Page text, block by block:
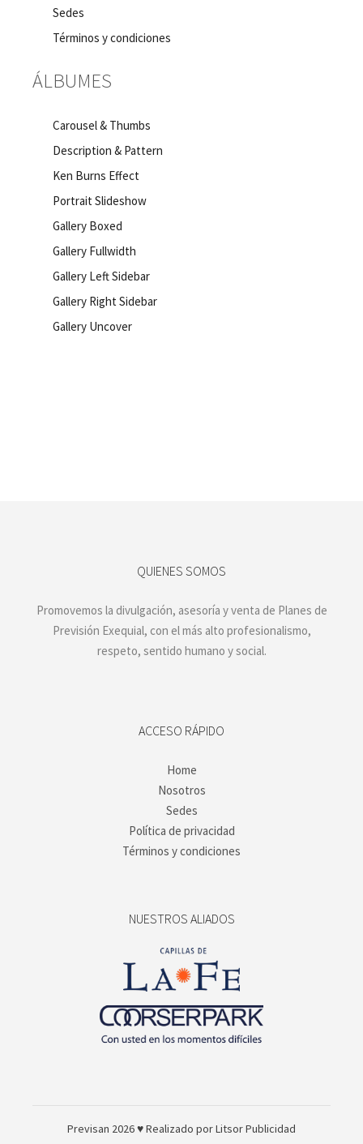
Sedes
Términos y condiciones
ÁLBUMES
Carousel & Thumbs
Description & Pattern
Ken Burns Effect
Portrait Slideshow
Gallery Boxed
Gallery Fullwidth
Gallery Left Sidebar
Gallery Right Sidebar
Gallery Uncover
QUIENES SOMOS
Promovemos la divulgación, asesoría y venta de Planes de
Previsión Exequial, con el más alto profesionalismo,
respeto, sentido humano y social.
ACCESO RÁPIDO
Home
Nosotros
Sedes
Política de privacidad
Términos y condiciones
NUESTROS ALIADOS
Previsan 2026♥ Realizado porLitsor Publicidad